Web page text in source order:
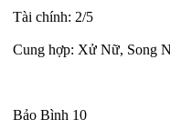
Tài chính: 2/5
Cung hợp: Xử Nữ, Song
Bảo Bình 10